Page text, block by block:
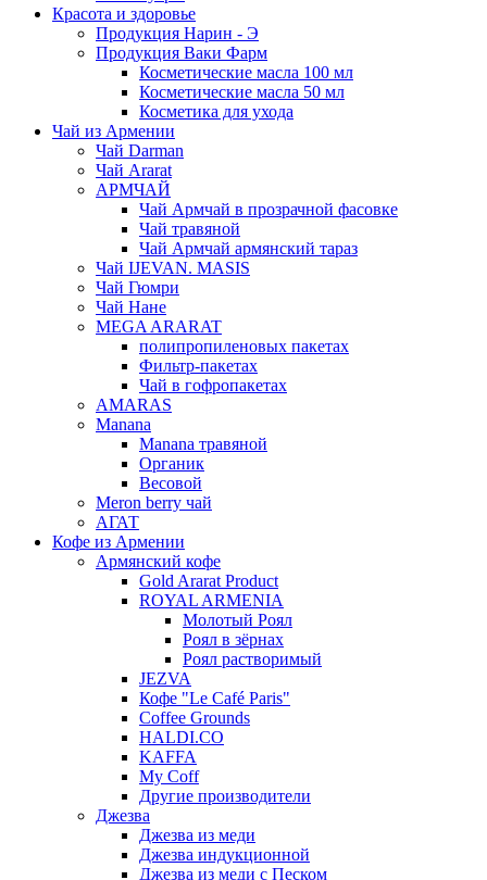
Красота и здоровье
Продукция Нарин - Э
Продукция Ваки Фарм
Косметические масла 100 мл
Косметические масла 50 мл
Косметика для ухода
Чай из Армении
Чай Darman
Чай Ararat
АРМЧАЙ
Чай Армчай в прозрачной фасовке
Чай травяной
Чай Армчай армянский тараз
Чай IJEVAN. MASIS
Чай Гюмри
Чай Нане
MEGA ARARAT
полипропиленовых пакетах
Фильтр-пакетах
Чай в гофропакетах
AMARAS
Manana
Manana травяной
Органик
Весовой
Meron berry чай
АГАТ
Кофе из Армении
Армянский кофе
Gold Ararat Product
ROYAL ARMENIA
Молотый Роял
Роял в зёрнах
Роял растворимый
JEZVA
Кофе "Le Café Paris"
Coffee Grounds
HALDI.CO
KAFFA
My Coff
Другие производители
Джезва
Джезва из меди
Джезва индукционной
Джезва из меди с Песком